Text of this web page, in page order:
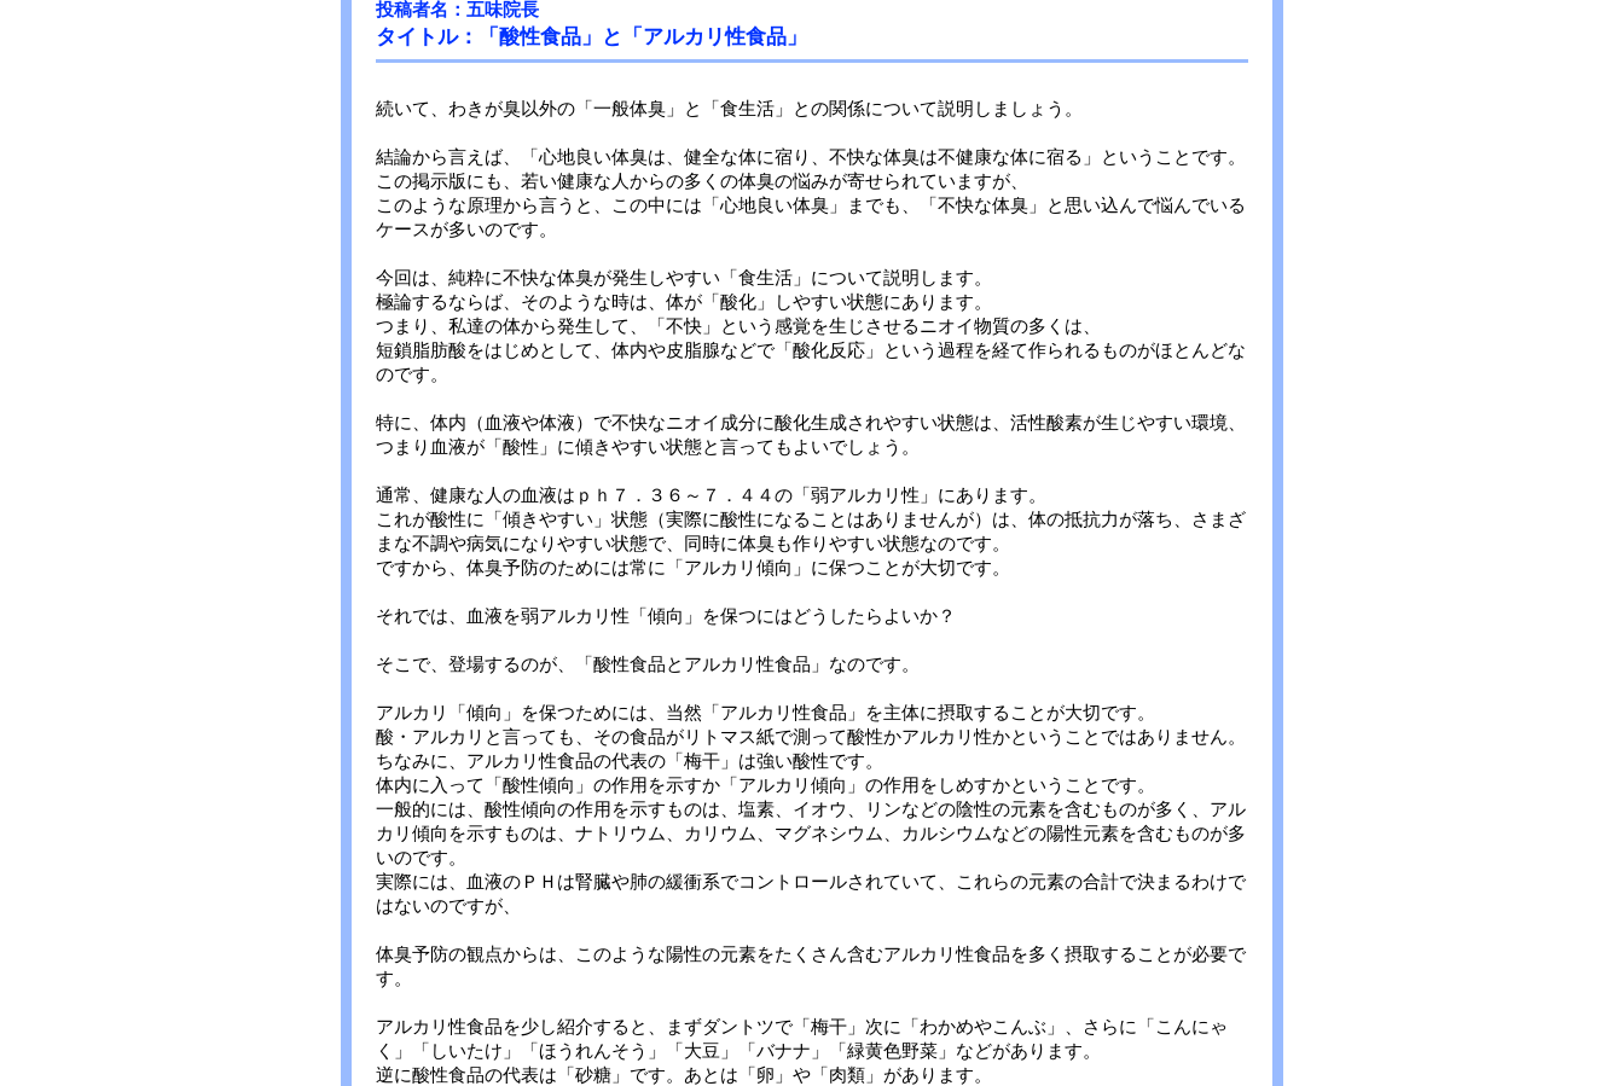
投稿者名：五味院長
タイトル：「酸性食品」と「アルカリ性食品」
続いて、わきが臭以外の「一般体臭」と「食生活」との関係について説明しましょう。
結論から言えば、「心地良い体臭は、健全な体に宿り、不快な体臭は不健康な体に宿る」ということです。
この掲示版にも、若い健康な人からの多くの体臭の悩みが寄せられていますが、
このような原理から言うと、この中には「心地良い体臭」までも、「不快な体臭」と思い込んで悩んでいる
ケースが多いのです。
今回は、純粋に不快な体臭が発生しやすい「食生活」について説明します。
極論するならば、そのような時は、体が「酸化」しやすい状態にあります。
つまり、私達の体から発生して、「不快」という感覚を生じさせるニオイ物質の多くは、
短鎖脂肪酸をはじめとして、体内や皮脂腺などで「酸化反応」という過程を経て作られるものがほとんどな
のです。
特に、体内（血液や体液）で不快なニオイ成分に酸化生成されやすい状態は、活性酸素が生じやすい環境、
つまり血液が「酸性」に傾きやすい状態と言ってもよいでしょう。
通常、健康な人の血液はｐｈ７．３６～７．４４の「弱アルカリ性」にあります。
これが酸性に「傾きやすい」状態（実際に酸性になることはありませんが）は、体の抵抗力が落ち、さまざ
まな不調や病気になりやすい状態で、同時に体臭も作りやすい状態なのです。
ですから、体臭予防のためには常に「アルカリ傾向」に保つことが大切です。
それでは、血液を弱アルカリ性「傾向」を保つにはどうしたらよいか？
そこで、登場するのが、「酸性食品とアルカリ性食品」なのです。
アルカリ「傾向」を保つためには、当然「アルカリ性食品」を主体に摂取することが大切です。
酸・アルカリと言っても、その食品がリトマス紙で測って酸性かアルカリ性かということではありません。
ちなみに、アルカリ性食品の代表の「梅干」は強い酸性です。
体内に入って「酸性傾向」の作用を示すか「アルカリ傾向」の作用をしめすかということです。
一般的には、酸性傾向の作用を示すものは、塩素、イオウ、リンなどの陰性の元素を含むものが多く、アル
カリ傾向を示すものは、ナトリウム、カリウム、マグネシウム、カルシウムなどの陽性元素を含むものが多
いのです。
実際には、血液のＰＨは腎臓や肺の緩衝系でコントロールされていて、これらの元素の合計で決まるわけで
はないのですが、
体臭予防の観点からは、このような陽性の元素をたくさん含むアルカリ性食品を多く摂取することが必要で
す。
アルカリ性食品を少し紹介すると、まずダントツで「梅干」次に「わかめやこんぶ」、さらに「こんにゃ
く」「しいたけ」「ほうれんそう」「大豆」「バナナ」「緑黄色野菜」などがあります。
逆に酸性食品の代表は「砂糖」です。あとは「卵」や「肉類」があります。